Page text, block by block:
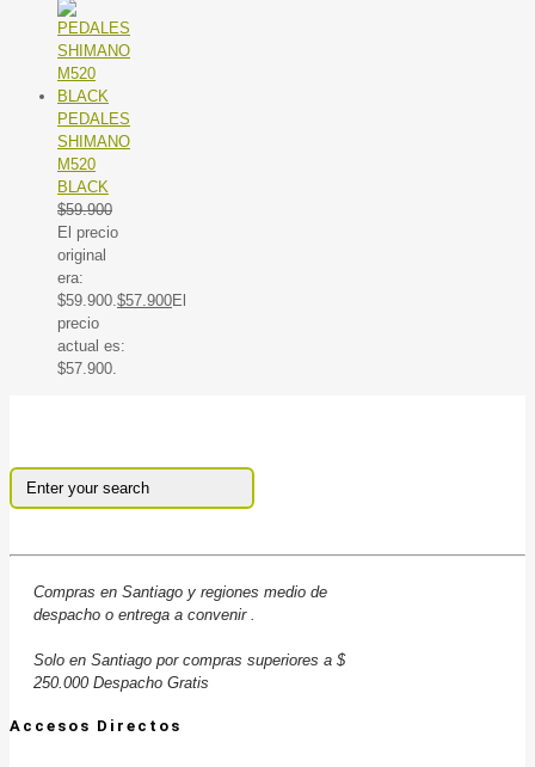
PEDALES
SHIMANO
M520
BLACK
$59.900
El precio
original
era:
$59.900. $57.900El
precio
actual es:
$57.900.
Compras en Santiago y regiones medio de
despacho o entrega a convenir .
Solo en Santiago por compras superiores a $
250.000 Despacho Gratis
Accesos Directos